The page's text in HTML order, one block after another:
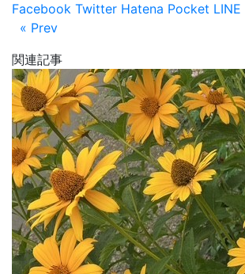
Facebook Twitter Hatena Pocket LINE
« Prev
関連記事